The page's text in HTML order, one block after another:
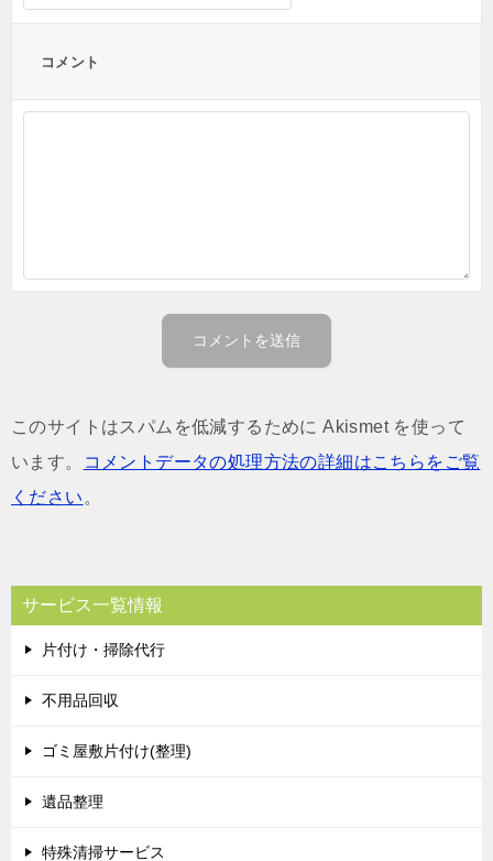
コメント
このサイトはスパムを低減するために Akismet を使って
います。
コメントデータの処理方法の詳細はこちらをご覧
ください 。
サービス一覧情報
片付け・掃除代行
不用品回収
ゴミ屋敷片付け(整理)
遺品整理
特殊清掃サービス